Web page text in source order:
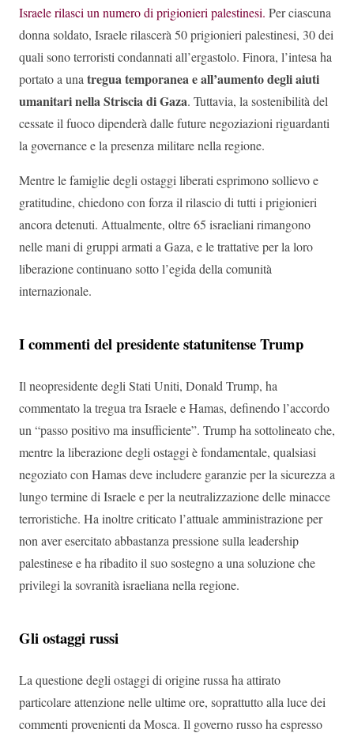
Israele rilasci un numero di prigionieri palestinesi. Per ciascuna
donna soldato, Israele rilascerà 50 prigionieri palestinesi, 30 dei
quali sono terroristi condannati all’ergastolo. Finora, l’intesa ha
portato a unatregua temporanea e all’aumento degli aiuti
umanitari nella Striscia di Gaza. Tuttavia, la sostenibilità del
cessate il fuoco dipenderà dalle future negoziazioni riguardanti
la governance e la presenza militare nella regione.
Mentre le famiglie degli ostaggi liberati esprimono sollievo e
gratitudine, chiedono con forza il rilascio di tutti i prigionieri
ancora detenuti. Attualmente, oltre 65 israeliani rimangono
nelle mani di gruppi armati a Gaza, e le trattative per la loro
liberazione continuano sotto l’egida della comunità
internazionale.
I commenti del presidente statunitense Trump
Il neopresidente degli Stati Uniti, Donald Trump, ha
commentato la tregua tra Israele e Hamas, definendo l’accordo
un “passo positivo ma insufficiente”. Trump ha sottolineato che,
mentre la liberazione degli ostaggi è fondamentale, qualsiasi
negoziato con Hamas deve includere garanzie per la sicurezza a
lungo termine di Israele e per la neutralizzazione delle minacce
terroristiche. Ha inoltre criticato l’attuale amministrazione per
non aver esercitato abbastanza pressione sulla leadership
palestinese e ha ribadito il suo sostegno a una soluzione che
privilegi la sovranità israeliana nella regione.
Gli ostaggi russi
La questione degli ostaggi di origine russa ha attirato
particolare attenzione nelle ultime ore, soprattutto alla luce dei
commenti provenienti da Mosca. Il governo russo ha espresso